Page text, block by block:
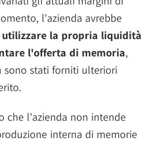
l'azienda avrebbe
utilizzare la propria liquidità
l'offerta di memoria,
sono stati forniti ulteriori
che l'azienda non intende
interna di memorie